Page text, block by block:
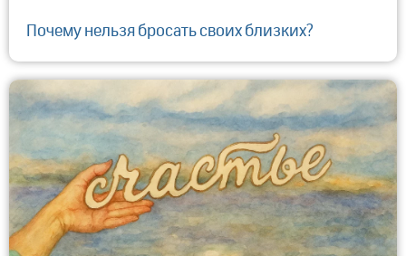
Почему нельзя бросать своих близких?